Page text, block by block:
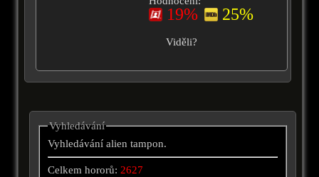
19% 25%
Viděli?
Vyhledávání
Vyhledávání alien tampon.
Celkem hororů:2627